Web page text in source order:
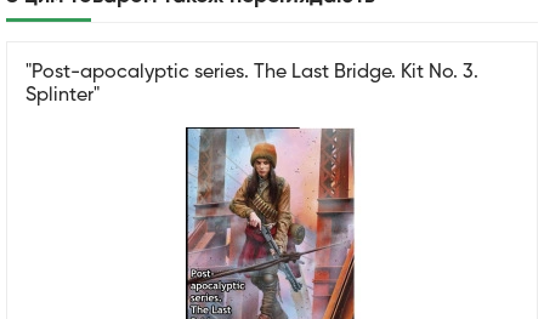
"Pоst-apocalyptic series. The Last Bridge. Kit No. 3.
Splinter"